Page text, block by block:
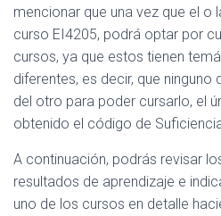
mencionar que una vez que el o
curso EI4205, podrá optar por
cursos, ya que estos tienen
diferentes, es decir, que ninguno
del otro para poder cursarlo, el
obtenido el código de
A continuación, podrás revisar
resultados de aprendizaje e
uno de los cursos en detalle